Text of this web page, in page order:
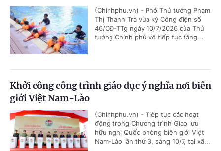
(Chinhphu.vn) - Phó Thủ tướng Phạm
Thị Thanh Trà vừa ký Công điện số
46/CĐ-TTg ngày 10/7/2026 của Thủ
tướng Chính phủ về tiếp tục tăng...
Khởi công công trình giáo dục ý nghĩa nơi biên
giới Việt Nam-Lào
(Chinhphu.vn) - Tiếp tục các hoạt
động trong Chương trình Giao lưu
hữu nghị Quốc phòng biên giới Việt
Nam-Lào lần thứ 3, sáng 10/7, tại xã...